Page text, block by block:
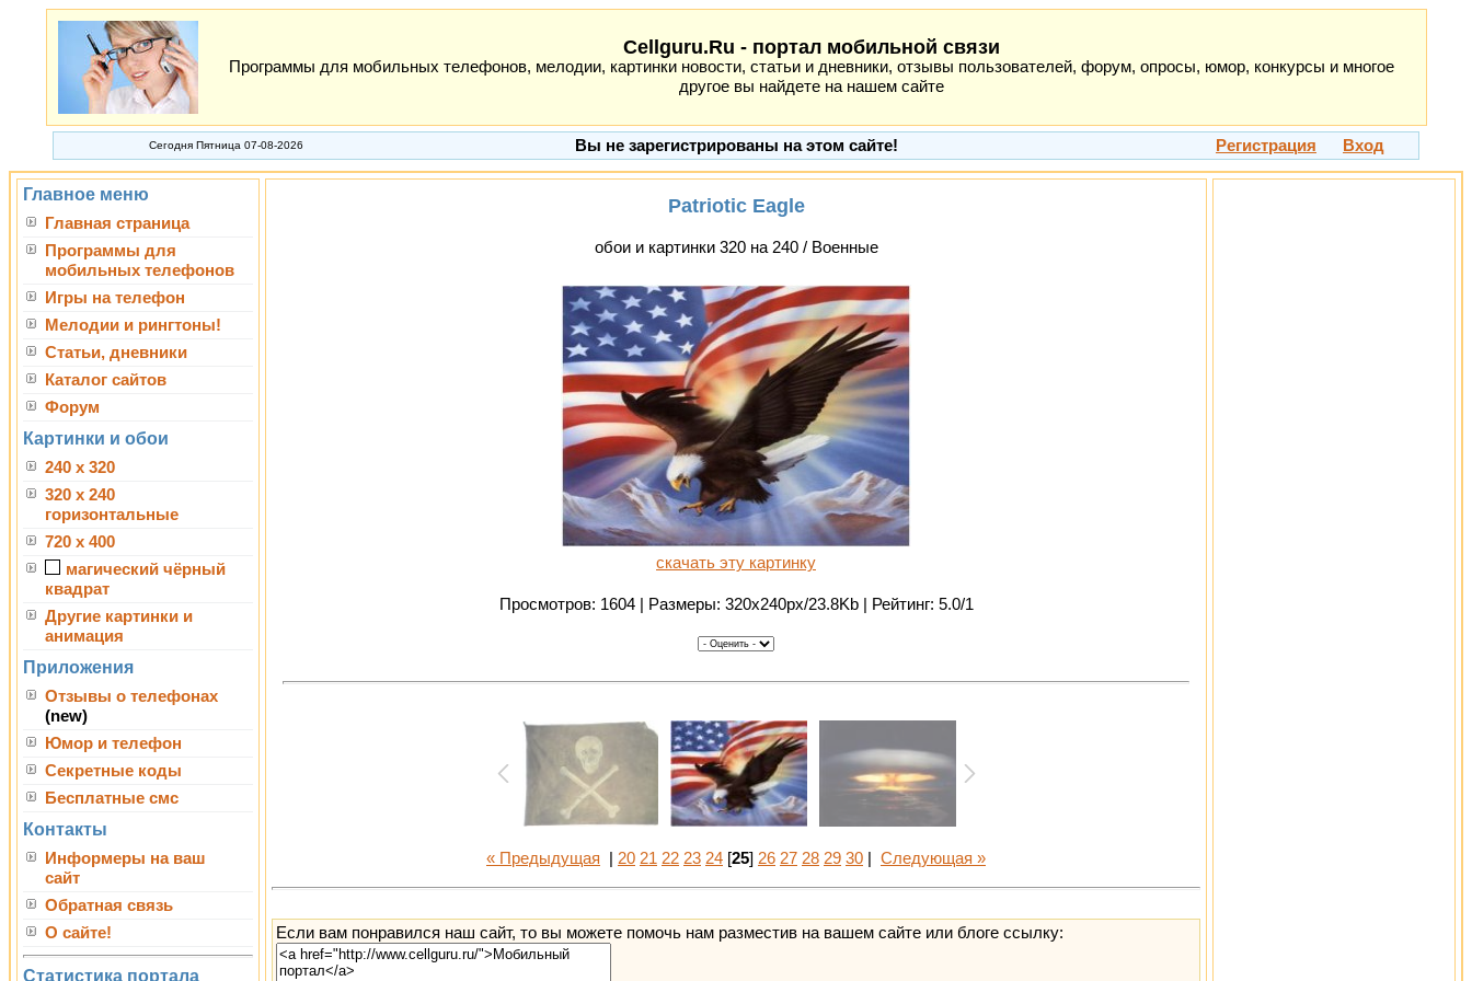
Cellguru.Ru - портал мобильной связи
Программы для мобильных телефонов, мелодии, картинки новости, статьи и дневники, отзывы пользователей, форум, опросы, юмор, конкурсы и многое
другое вы найдете на нашем сайте
Сегодня Пятница 07-08-2026 Вы не зарегистрированы на этом сайте! Регистрация Вход
Главное меню
Главная страница
Программы для
мобильных телефонов
Игры на телефон
Мелодии и рингтоны!
Статьи, дневники
Каталог сайтов
Форум
Картинки и обои
240 x 320
320 x 240
горизонтальные
720 x 400
магический чёрный
квадрат
Другие картинки и
анимация
Приложения
Отзывы о телефонах
(new)
Юмор и телефон
Секретные коды
Бесплатные смс
Контакты
Информеры на ваш
сайт
Обратная связь
О сайте!
Статистика портала
Patriotic Eagle
обои и картинки 320 на 240 / Военные
скачать эту картинку
Просмотров: 1604 | Размеры: 320x240px/23.8Kb | Рейтинг: 5.0/1
« Предыдущая 20 21 22 23 24 [25] 26 27 28 29 30 Следующая »
Если вам понравился наш сайт, то вы можете помочь нам разместив на вашем сайте или блоге ссылку: